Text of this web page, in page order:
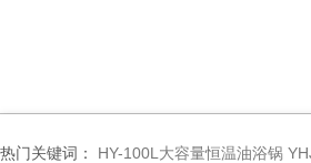
热门关键词： HY-100L大容量恒温油浴锅